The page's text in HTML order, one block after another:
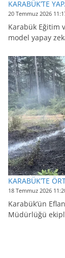
KARABÜK’TE
20 Temmuz 2026
Karabük Eğitim
model yapay
KARABÜK’TE
18 Temmuz 2026
Karabük’ün
Müdürlüğü